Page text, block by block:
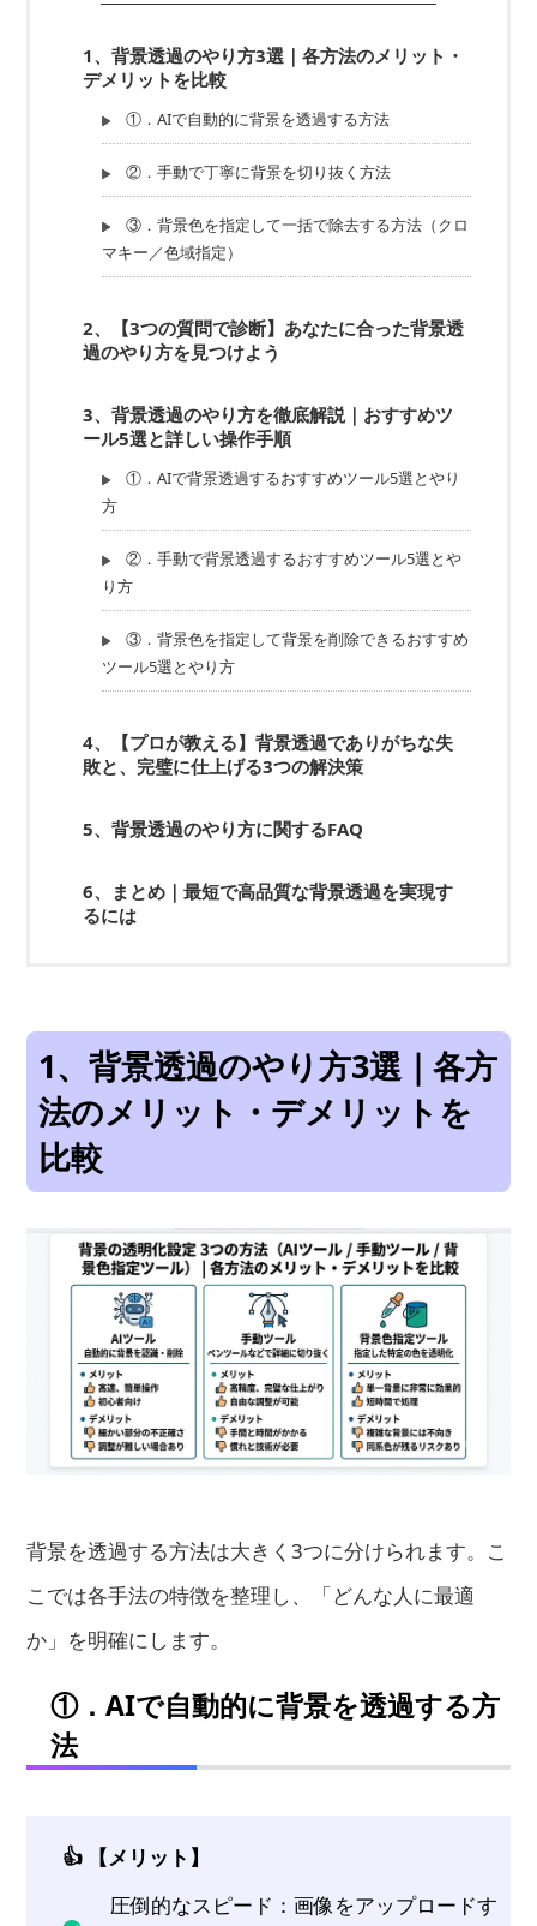
1、背景透過のやり方3選｜各方法のメリット・
デメリットを比較
①．AIで自動的に背景を透過する方法
②．手動で丁寧に背景を切り抜く方法
③．背景色を指定して一括で除去する方法（クロ
マキー／色域指定）
2、【3つの質問で診断】あなたに合った背景透
過のやり方を見つけよう
3、背景透過のやり方を徹底解説｜おすすめツ
ール5選と詳しい操作手順
①．AIで背景透過するおすすめツール5選とやり
方
②．手動で背景透過するおすすめツール5選とや
り方
③．背景色を指定して背景を削除できるおすすめ
ツール5選とやり方
4、【プロが教える】背景透過でありがちな失
敗と、完璧に仕上げる3つの解決策
5、背景透過のやり方に関するFAQ
6、まとめ｜最短で高品質な背景透過を実現す
るには
1、背景透過のやり方3選｜各方
法のメリット・デメリットを
比較
背景を透過する方法は大きく3つに分けられます。こ
こでは各手法の特徴を整理し、「どんな人に最適
か」を明確にします。
①．AIで自動的に背景を透過する方
法
👍 【メリット】
圧倒的なスピード：画像をアップロードす